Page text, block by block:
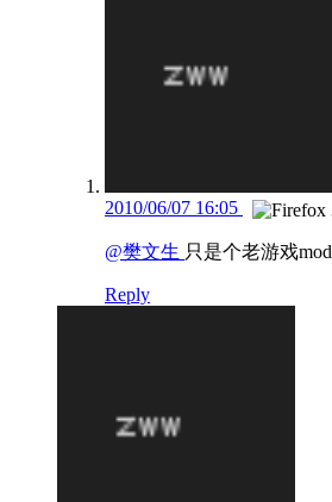
2010/06/07 16:05
@樊文生 只是个老游戏mod
Reply